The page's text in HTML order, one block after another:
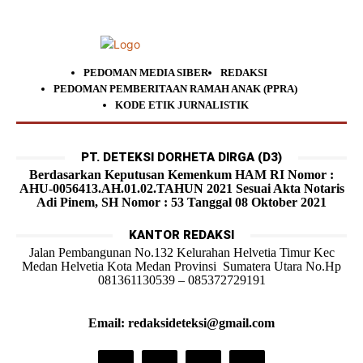
PEDOMAN MEDIA SIBER
REDAKSI
PEDOMAN PEMBERITAAN RAMAH ANAK (PPRA)
KODE ETIK JURNALISTIK
PT. DETEKSI DORHETA DIRGA (D3)
Berdasarkan Keputusan Kemenkum HAM RI Nomor :
AHU-0056413.AH.01.02.TAHUN 2021 Sesuai Akta Notaris
Adi Pinem, SH Nomor : 53 Tanggal 08 Oktober 2021
KANTOR REDAKSI
Jalan Pembangunan No.132 Kelurahan Helvetia Timur Kec
Medan Helvetia Kota Medan Provinsi Sumatera Utara No.Hp
081361130539 – 085372729191
Email: redaksideteksi@gmail.com